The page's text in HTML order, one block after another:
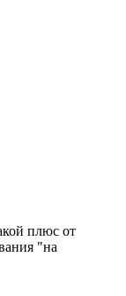
плюс от
"на